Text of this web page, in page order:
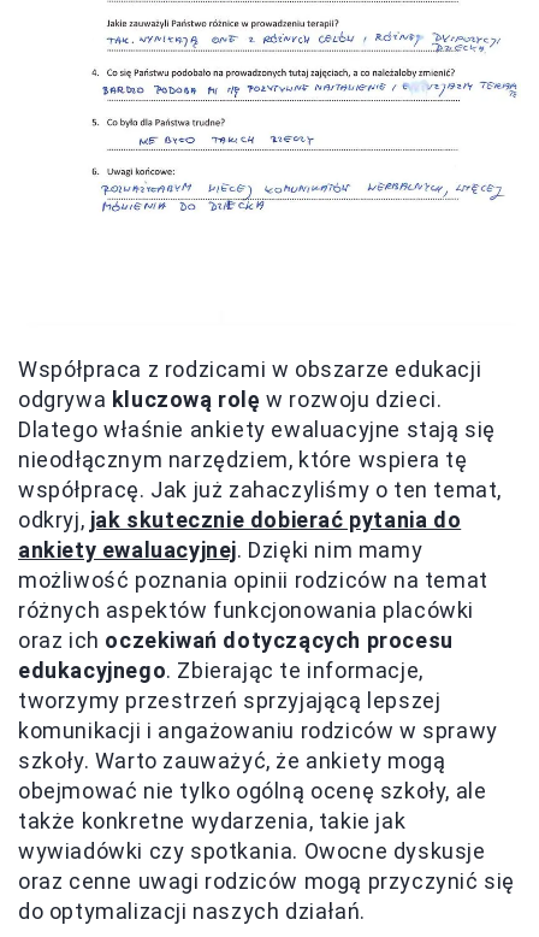
Współpraca z rodzicami w obszarze edukacji
odgrywa kluczową rolę w rozwoju dzieci.
Dlatego właśnie ankiety ewaluacyjne stają się
nieodłącznym narzędziem, które wspiera tę
współpracę. Jak już zahaczyliśmy o ten temat,
odkryj, jak skutecznie dobierać pytania do
ankiety ewaluacyjnej. Dzięki nim mamy
możliwość poznania opinii rodziców na temat
różnych aspektów funkcjonowania placówki
oraz ich oczekiwań dotyczących procesu
edukacyjnego. Zbierając te informacje,
tworzymy przestrzeń sprzyjającą lepszej
komunikacji i angażowaniu rodziców w sprawy
szkoły. Warto zauważyć, że ankiety mogą
obejmować nie tylko ogólną ocenę szkoły, ale
także konkretne wydarzenia, takie jak
wywiadówki czy spotkania. Owocne dyskusje
oraz cenne uwagi rodziców mogą przyczynić się
do optymalizacji naszych działań.